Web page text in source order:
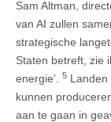
Sam Altman,
van AI zullen
strategische
Staten betreft, zie
energie’.
5 Landen
kunnen
aan te gaan in